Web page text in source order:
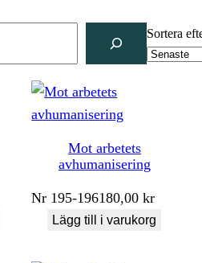
Sortera
Mot arbetets
avhumanisering
Nr 195-196180,00kr
Lägg till i varukorg